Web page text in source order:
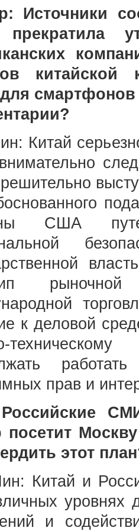
Источники
китайской
смартфонов
Китай
США
к деловой
прав и
посетит
этот
Китай и
уровнях
и